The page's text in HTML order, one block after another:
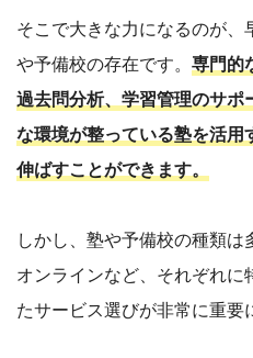
そこで大きな力になるのが
や予備校の存在です。 専門的
過去問分析、学習管理のサ
な環境が整っている塾を活
伸ばすことができます。
しかし、塾や予備校の種類は
オンラインなど、それぞれ
たサービス選びが非常に重要